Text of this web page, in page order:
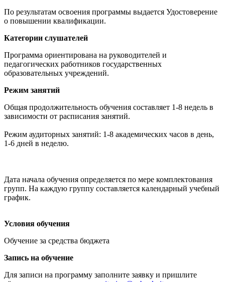
По результатам освоения программы выдается Удостоверение
о повышении квалификации.
Категории слушателей
Программа ориентирована на руководителей и
педагогических работников государственных
образовательных учреждений.
Режим занятий
Общая продолжительность обучения составляет 1-8 недель в
зависимости от расписания занятий.
Режим аудиторных занятий: 1-8 академических часов в день,
1-6 дней в неделю.
Дата начала обучения определяется по мере комплектования
групп. На каждую группу составляется календарный учебный
график.
Условия обучения
Обучение за средства бюджета
Запись на обучение
Для записи на программу заполните заявку и пришлите